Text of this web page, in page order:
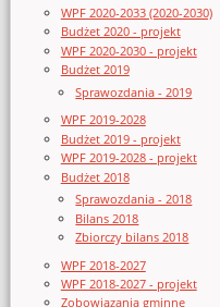
WPF 2020-2033 (2020-2030)
Budżet 2020 - projekt
WPF 2020-2030 - projekt
Budżet 2019
Sprawozdania - 2019
WPF 2019-2028
Budżet 2019 - projekt
WPF 2019-2028 - projekt
Budżet 2018
Sprawozdania - 2018
Bilans 2018
Zbiorczy bilans 2018
WPF 2018-2027
WPF 2018-2027 - projekt
Zobowiązania gminne